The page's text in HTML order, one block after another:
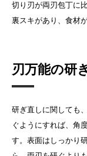
切り刃が両刃包丁に
裏スキがあり、食材
刃万能の研
研ぎ直しに関しても
ぐようにすれば、角
す。表面はしっかり